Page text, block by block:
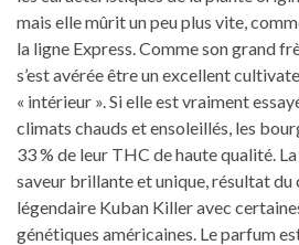
mais elle mûrit un peu plus vite,
la ligne Express. Comme son grand
s’est avérée être un excellent
« intérieur ». Si elle est vraiment
climats chauds et ensoleillés, les
33 % de leur THC de haute qualité.
saveur brillante et unique, résultat
légendaire Kuban Killer avec
génétiques américaines. Le parfum